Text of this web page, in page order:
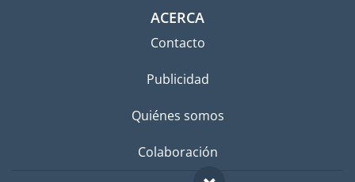
ACERCA
Contacto
Publicidad
Quiénes somos
Colaboración